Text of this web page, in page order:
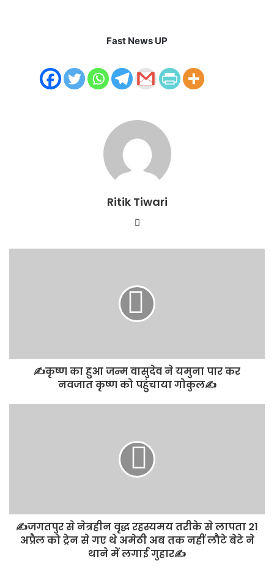
Fast News UP
Ritik Tiwari
Website
✍️कृष्ण का हुआ जन्म वासुदेव ने यमुना पार कर
नवजात कृष्ण को पहुंचाया गोकुल✍️
✍️जगतपुर से नेत्रहीन वृद्ध रहस्यमय तरीके से लापता 21
अप्रैल को ट्रेन से गए थे अमेठी अब तक नहीं लौटे बेटे ने
थाने में लगाई गुहार✍️